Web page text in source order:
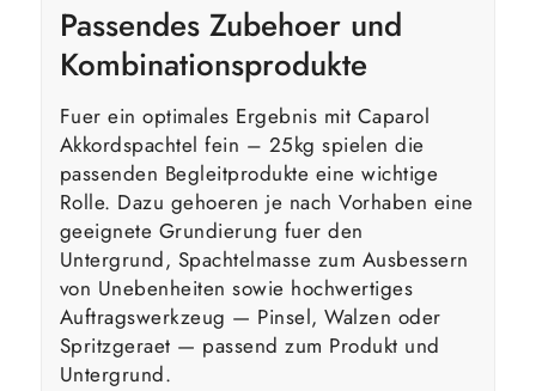
Passendes Zubehoer und
Kombinationsprodukte
Fuer ein optimales Ergebnis mit Caparol
Akkordspachtel fein – 25kg spielen die
passenden Begleitprodukte eine wichtige
Rolle. Dazu gehoeren je nach Vorhaben eine
geeignete Grundierung fuer den
Untergrund, Spachtelmasse zum Ausbessern
von Unebenheiten sowie hochwertiges
Auftragswerkzeug — Pinsel, Walzen oder
Spritzgeraet — passend zum Produkt und
Untergrund.